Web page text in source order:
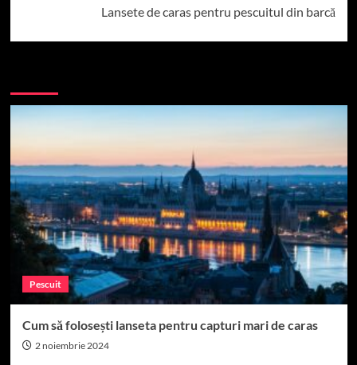
Lansete de caras pentru pescuitul din barcă
Pescuit
Cum să folosești lanseta pentru capturi mari de caras
2 noiembrie 2024